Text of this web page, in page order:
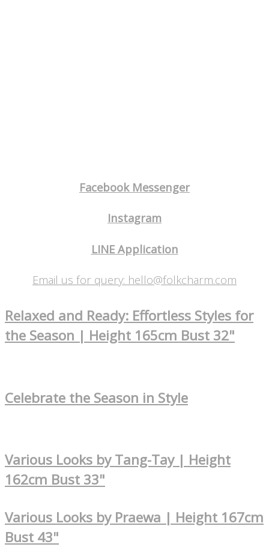
Facebook Messenger
Instagram
LINE Application
Email us for query: hello@folkcharm.com
Relaxed and Ready: Effortless Styles for
the Season | Height 165cm Bust 32"
Celebrate the Season in Style
Various Looks by Tang-Tay | Height
162cm Bust 33"
Various Looks by Praewa | Height 167cm
Bust 43"